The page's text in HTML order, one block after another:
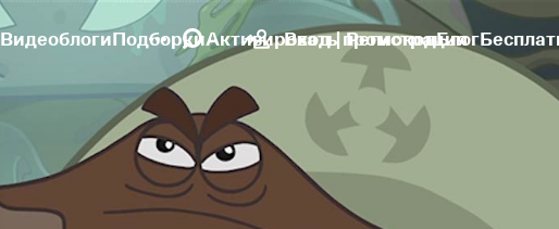
ВидеоблогиПодборкиАктивировать промокодБлог
Вход | Регистрация